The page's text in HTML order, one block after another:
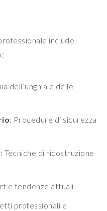
include
dell’unghia e delle
: Procedure di sicurezza
: Tecniche di ricostruzione
e tendenze attuali
professionali e